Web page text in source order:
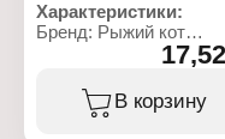
Характеристики:
Бренд: Рыжий кот
Артикул: П54-8712
Модель: "Котята с
щенками"
В корзину